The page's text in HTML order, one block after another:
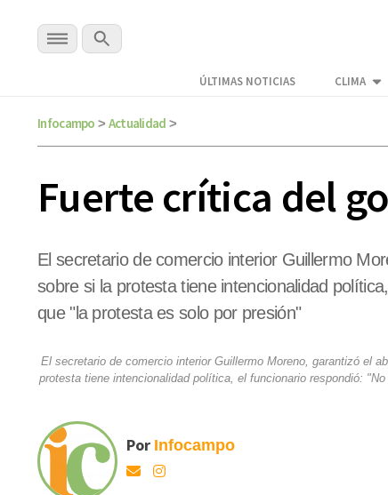
ÚLTIMAS NOTICIAS CLIMA
Infocampo > Actualidad >
Fuerte crítica del
El secretario de comercio interior Guillermo
sobre si la protesta tiene intencionalidad
que "la protesta es solo por presión"
El secretario de comercio interior Guillermo Moreno, garantizó el
protesta tiene intencionalidad política, el funcionario respondió:
Por Infocampo